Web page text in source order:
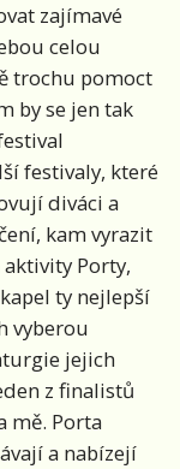
zajímavé
celou
trochu pomoct
by se jen tak
festivaly, které
diváci a
kam vyrazit
Porty,
ty nejlepší
vyberou
jejich
z finalistů
mě. Porta
a nabízejí